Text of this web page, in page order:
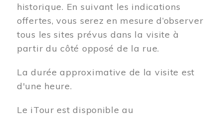
historique. En suivant les indications
offertes, vous serez en mesure d’observer
tous les sites prévus dans la visite à
partir du côté opposé de la rue.
La durée approximative de la visite est
d'une heure.
Le iTour est disponible au